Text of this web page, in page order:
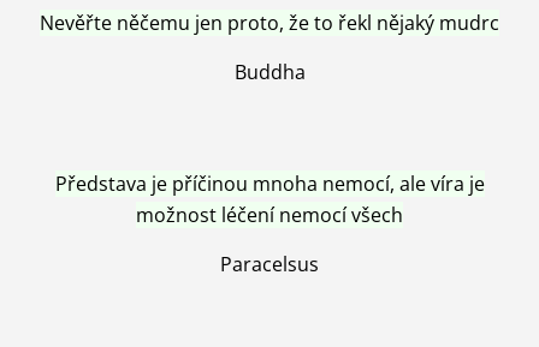
Nevěřte něčemu jen proto, že to řekl nějaký mudrc
Buddha
Představa je příčinou mnoha nemocí, ale víra je
možnost léčení nemocí všech
Paracelsus